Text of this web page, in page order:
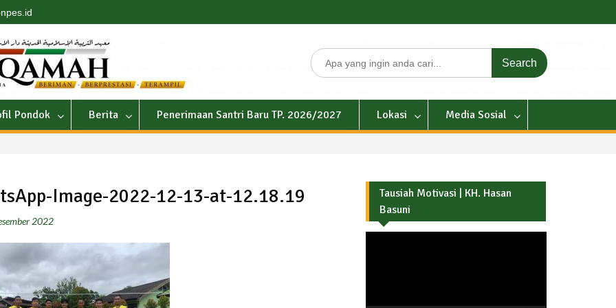
Search
for:
Pondok Berita Penerimaan Santri Baru TP. 2026/2027 Lokasi Media Sosial
Image-2022-12-13-at-12.18.19
2022
Tausiah Motivasi | KH. Hasan
Basuni